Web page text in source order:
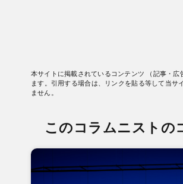
本サイトに掲載されているコンテンツ （記事・
ます。引用する場合は、リンクを貼る等して当
ません。
このコラムニストの